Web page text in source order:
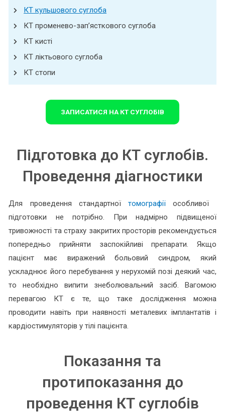
КТ кульшового суглоба
КТ променево-зап’ясткового суглоба
КТ кисті
КТ ліктьового суглоба
КТ стопи
ЗАПИСАТИСЯ НА КТ СУГЛОБІВ
Підготовка до КТ суглобів.
Проведення діагностики
Для проведення стандартноїтомографії особливої ​​
підготовки не потрібно. При надмірно підвищеної
тривожності та страху закритих просторів рекомендується
попередньо прийняти заспокійливі препарати. Якщо
пацієнт має виражений больовий синдром, який
ускладнює його перебування у нерухомій позі деякий час,
то необхідно випити знеболювальний засіб. Вагомою
перевагою КТ є те, що таке дослідження можна
проводити навіть при наявності металевих імплантатів і
кардіостимуляторів у тілі пацієнта.
Показання та
протипоказання до
проведення КТ суглобів